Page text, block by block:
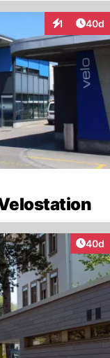
1
Interaktionen
40d
40d